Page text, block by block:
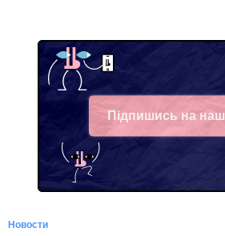
Підпишись на наш
Telegram
Новости